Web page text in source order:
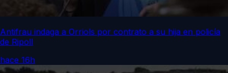
Antifrau indaga a Orriols por contrato a su hija en policía
de Ripoll
hace 16h